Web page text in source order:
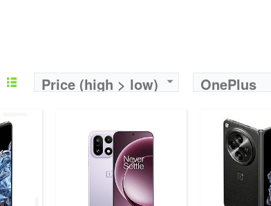
Price (high > low) OnePlus